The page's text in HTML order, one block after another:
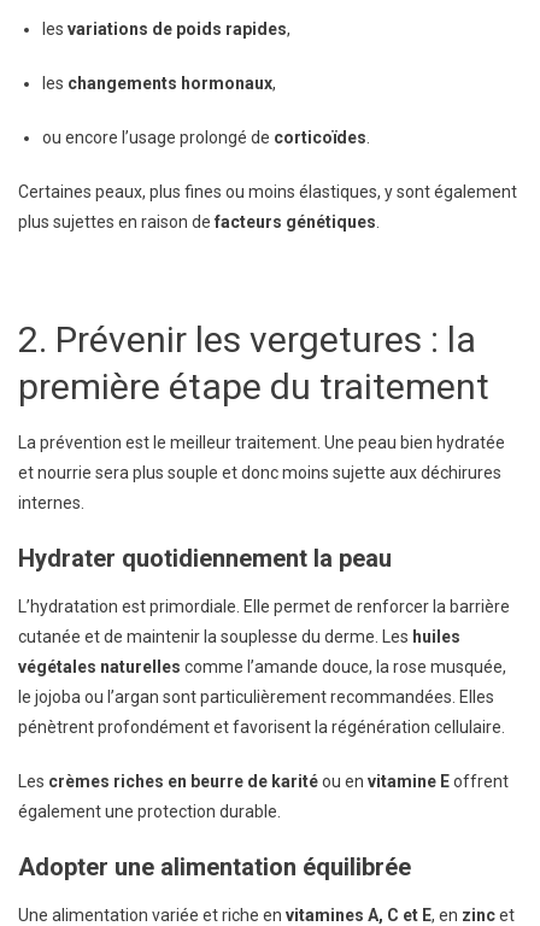
les variations de poids rapides,
les changements hormonaux,
ou encore l’usage prolongé de corticoïdes
Certaines peaux, plus fines ou moins élastiques, y sont également
plus sujettes en raison de facteurs génétiques
2. Prévenir les vergetures : la
première étape du traitement
La prévention est le meilleur traitement. Une peau bien hydratée
et nourrie sera plus souple et donc moins sujette aux déchirures
internes.
Hydrater quotidiennement la peau
L’hydratation est primordiale. Elle permet de renforcer la barrière
cutanée et de maintenir la souplesse du derme. Les huiles
végétales naturelles comme l’amande douce, la rose musquée,
le jojoba ou l’argan sont particulièrement recommandées. Elles
pénètrent profondément et favorisent la régénération cellulaire.
Les crèmes riches en beurre de karitéou en vitamine Eoffrent
également une protection durable.
Adopter une alimentation équilibrée
Une alimentation variée et riche en vitamines A, C et E, en zincet